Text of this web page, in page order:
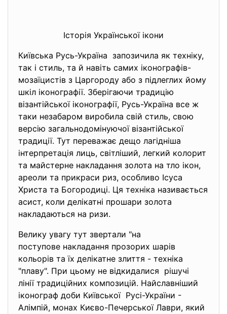
Історія Української ікони
Київська Русь-Україна запозичила як техніку,
так і стиль, та й навіть самих іконографів-
мозаїцистів з Царгороду або з підлеглих йому
шкіл іконографії. Зберігаючи традицію
візантійської іконографії, Русь-Україна все ж
таки незабаром виробила свій стиль, свою
версію загальнодомінуючої візантійської
традиції. Тут переважає дещо лагідніша
інтерпретація лиць, світліший, легкий колорит
та майстерне накладання золота на тло ікон,
ареоли та прикраси риз, особливо Ісуса
Христа та Богородиці. Ця техніка називається
асист, коли делікатні прошари золота
накладаються на ризи.
Велику увагу тут звертали "на
поступове накладання прозорих шарів
кольорів та їх делікатне злиття - техніка
"плаву". При цьому не відкидалися рішучі
лінії традиційних композицій. Найславніший
іконограф доби Київської Русі-України -
Алімпій, монах Києво-Печерської Лаври, який